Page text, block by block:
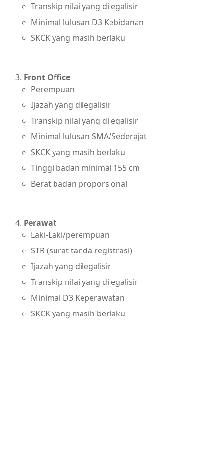
Transkip nilai yang dilegalisir
Minimal lulusan D3 Kebidanan
SKCK yang masih berlaku
Front Office
Perempuan
Ijazah yang dilegalisir
Transkip nilai yang dilegalisir
Minimal lulusan SMA/Sederajat
SKCK yang masih berlaku
Tinggi badan minimal 155 cm
Berat badan proporsional
Perawat
Laki-Laki/perempuan
STR (surat tanda registrasi)
Ijazah yang dilegalisir
Transkip nilai yang dilegalisir
Minimal D3 Keperawatan
SKCK yang masih berlaku